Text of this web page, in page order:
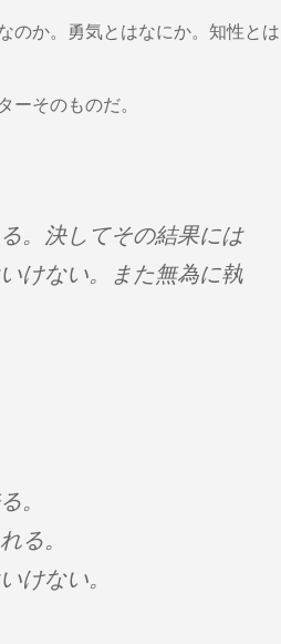
のか。勇気とはなにか。知性とは
そのものだ。
。決してその結果には
けない。また無為に執
。
る。
けない。